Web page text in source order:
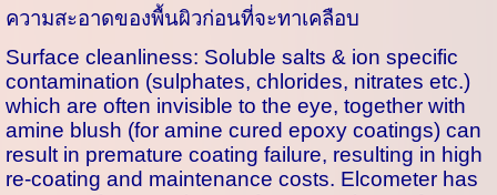
ความสะอาดของพื้นผิวก่อนที่จะทาเคลือบ
Surface cleanliness: Soluble salts & ion specific
contamination (sulphates, chlorides, nitrates etc.)
which are often invisible to the eye, together with
amine blush (for amine cured epoxy coatings) can
result in premature coating failure, resulting in high
re-coating and maintenance costs. Elcometer has